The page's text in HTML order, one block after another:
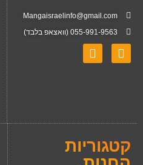
Mangaisraelinfo@gmail.com
055-991-9563 (וואצאפ בלבד)
קטגוריות